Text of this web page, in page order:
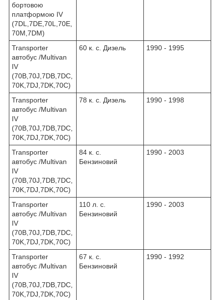
бортовою
платформою IV
(7DL,7DE,70L,70E,
70M,7DM)
Transporter
автобус /Multivan
IV
(70B,70J,7DB,7DC,
70K,7DJ,7DK,70C)
60 к. с. Дизель 1990 - 1995
Transporter
автобус /Multivan
IV
(70B,70J,7DB,7DC,
70K,7DJ,7DK,70C)
78 к. с. Дизель 1990 - 1998
Transporter
автобус /Multivan
IV
(70B,70J,7DB,7DC,
70K,7DJ,7DK,70C)
84 к. с.
Бензиновий
1990 - 2003
Transporter
автобус /Multivan
IV
(70B,70J,7DB,7DC,
70K,7DJ,7DK,70C)
110 л. с.
Бензиновий
1990 - 2003
Transporter
автобус /Multivan
IV
(70B,70J,7DB,7DC,
70K,7DJ,7DK,70C)
67 к. с.
Бензиновий
1990 - 1992